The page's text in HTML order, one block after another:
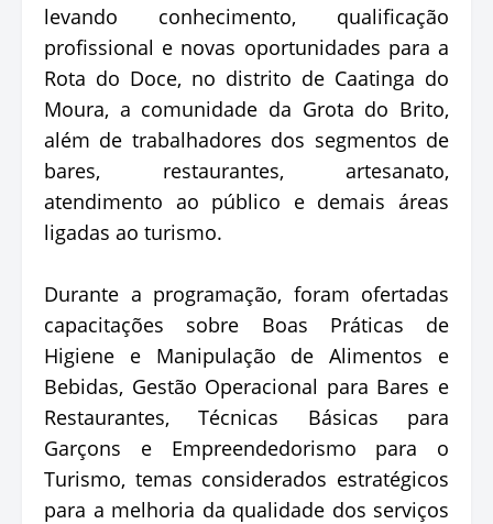
levando conhecimento, qualificação
profissional e novas oportunidades para a
Rota do Doce, no distrito de Caatinga do
Moura, a comunidade da Grota do Brito,
além de trabalhadores dos segmentos de
bares, restaurantes, artesanato,
atendimento ao público e demais áreas
ligadas ao turismo.
Durante a programação, foram ofertadas
capacitações sobre Boas Práticas de
Higiene e Manipulação de Alimentos e
Bebidas, Gestão Operacional para Bares e
Restaurantes, Técnicas Básicas para
Garçons e Empreendedorismo para o
Turismo, temas considerados estratégicos
para a melhoria da qualidade dos serviços